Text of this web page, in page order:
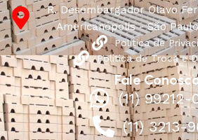
R. Desembargador Olavo
Americanópolis - São
Política de
Política de Troca e
Fale
(11) 99212-
(11) 3213-